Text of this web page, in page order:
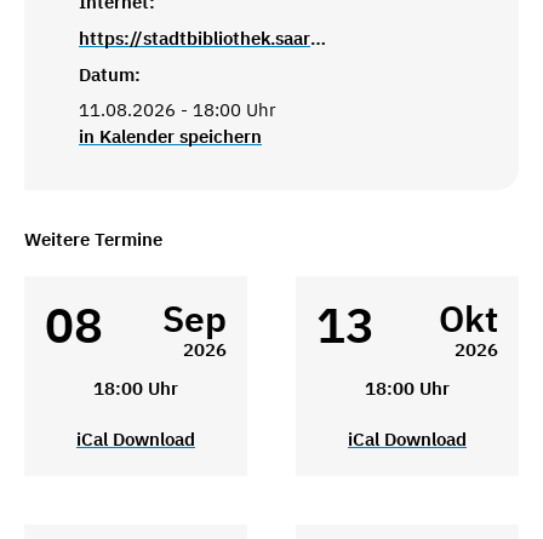
https://stadtbibliothek.saarbruecken.de/standorte/kultur_und_lesetreffs/kultur_und_lesetreff_brebach
Datum:
11.08.2026 - 18:00 Uhr
in Kalender speichern
Weitere Termine
08 Sep
2026
18:00 Uhr
iCal Download
13 Okt
2026
18:00 Uhr
iCal Download